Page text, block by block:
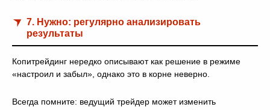
7. Нужно: регулярно анализировать
результаты
Копитрейдинг нередко описывают как решение в режиме
«настроил и забыл», однако это в корне неверно.
Всегда помните: ведущий трейдер может изменить